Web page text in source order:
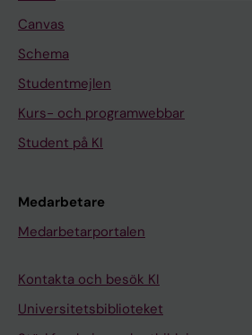
Canvas
Schema
Studentmejlen
Kurs- och programwebbar
Student på KI
Medarbetare
Medarbetarportalen
Kontakta och besök KI
Universitetsbiblioteket